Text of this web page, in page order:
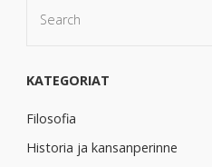
KATEGORIAT
Filosofia
Historia ja kansanperinne